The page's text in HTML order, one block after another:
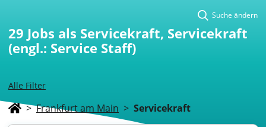
Alle Filter
Suche ändern
29 Jobs als Servicekraft, Servicekraft
(engl.: Service Staff)
> Frankfurt am Main > Servicekraft